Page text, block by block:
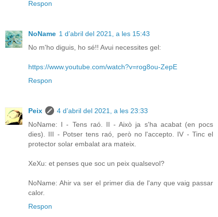
Respon
NoName 1 d’abril del 2021, a les 15:43
No m'ho diguis, ho sé!! Avui necessites gel:
https://www.youtube.com/watch?v=rog8ou-ZepE
Respon
Peix
4 d’abril del 2021, a les 23:33
NoName: I - Tens raó. II - Això ja s'ha acabat (en pocs
dies). III - Potser tens raó, però no l'accepto. IV - Tinc el
protector solar embalat ara mateix.
XeXu: et penses que soc un peix qualsevol?
NoName: Ahir va ser el primer dia de l'any que vaig passar
calor.
Respon